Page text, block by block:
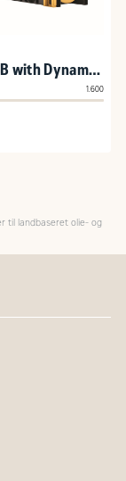
with Dynamic
Blending
1.600
til landbaseret olie- og